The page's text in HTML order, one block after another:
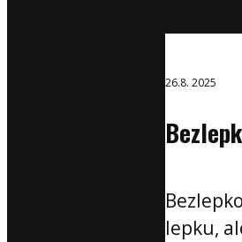
26.8. 2025
lepku,